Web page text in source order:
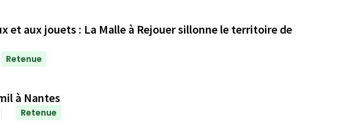
et aux jouets : La Malle à Rejouer sillonne le territoire de
Retenue
à Nantes
Retenue